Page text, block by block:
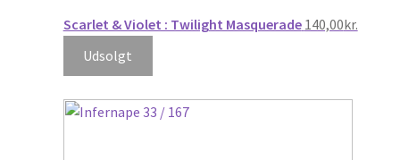
Scarlet & Violet : Twilight Masquerade 140,00kr.
Udsolgt